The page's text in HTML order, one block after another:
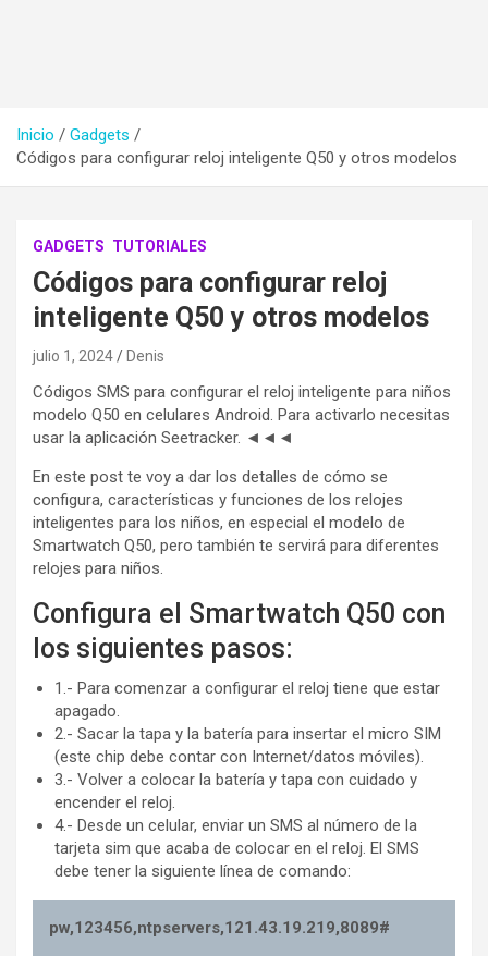
Inicio
Gadgets
Códigos para configurar reloj inteligente Q50 y otros modelos
GADGETS TUTORIALES
Códigos para configurar reloj
inteligente Q50 y otros modelos
julio 1, 2024 Denis
Códigos SMS para configurar el reloj inteligente para niños
modelo Q50 en celulares Android. Para activarlo necesitas
usar la aplicación Seetracker. ◄◄◄
En este post te voy a dar los detalles de cómo se
configura, características y funciones de los relojes
inteligentes para los niños, en especial el modelo de
Smartwatch Q50, pero también te servirá para diferentes
relojes para niños.
Configura el Smartwatch Q50 con
los siguientes pasos:
1.- Para comenzar a configurar el reloj tiene que estar
apagado.
2.- Sacar la tapa y la batería para insertar el micro SIM
(este chip debe contar con Internet/datos móviles).
3.- Volver a colocar la batería y tapa con cuidado y
encender el reloj.
4.- Desde un celular, enviar un SMS al número de la
tarjeta sim que acaba de colocar en el reloj. El SMS
debe tener la siguiente línea de comando:
pw,123456,ntpservers,121.43.19.219,8089#